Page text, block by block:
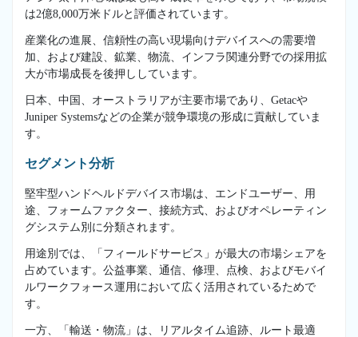
は2億8,000万米ドルと評価されています。
産業化の進展、信頼性の高い現場向けデバイスへの需要増
加、および建設、鉱業、物流、インフラ関連分野での採用拡
大が市場成長を後押ししています。
日本、中国、オーストラリアが主要市場であり、Getacや
Juniper Systemsなどの企業が競争環境の形成に貢献していま
す。
セグメント分析
堅牢型ハンドヘルドデバイス市場は、エンドユーザー、用
途、フォームファクター、接続方式、およびオペレーティン
グシステム別に分類されます。
用途別では、「フィールドサービス」が最大の市場シェアを
占めています。公益事業、通信、修理、点検、およびモバイ
ルワークフォース運用において広く活用されているためで
す。
一方、「輸送・物流」は、リアルタイム追跡、ルート最適